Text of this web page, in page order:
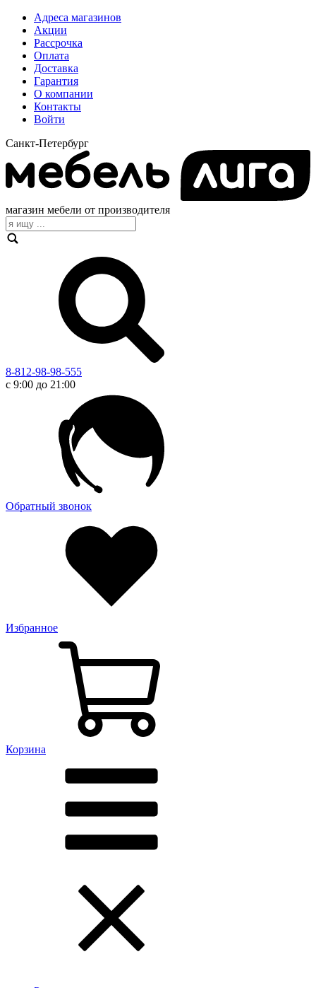
Адреса магазинов
Акции
Рассрочка
Оплата
Доставка
Гарантия
О компании
Контакты
Войти
Санкт-Петербург
магазин мебели от производителя
8-812-98-98-555
с 9:00 до 21:00
Обратный звонок
Избранное
Корзина